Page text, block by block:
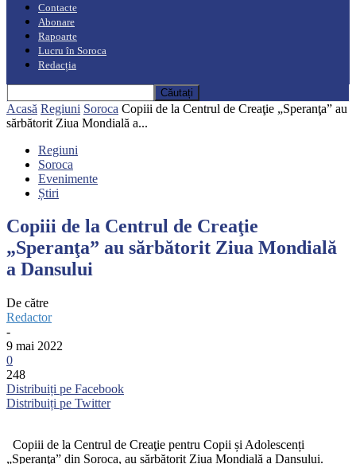
Contacte
Abonare
Rapoarte
Lucru în Soroca
Redacția
Acasă Regiuni Soroca Copiii de la Centrul de Creaţie „Speranţa” au
sărbătorit Ziua Mondială a...
Regiuni
Soroca
Evenimente
Știri
Copiii de la Centrul de Creaţie
„Speranţa” au sărbătorit Ziua Mondială
a Dansului
De către
Redactor
-
9 mai 2022
0
248
Distribuiți pe Facebook
Distribuiți pe Twitter
Copiii de la Centrul de Creaţie pentru Copii și Adolescenți
„Speranţa” din Soroca, au sărbătorit Ziua Mondială a Dansului.